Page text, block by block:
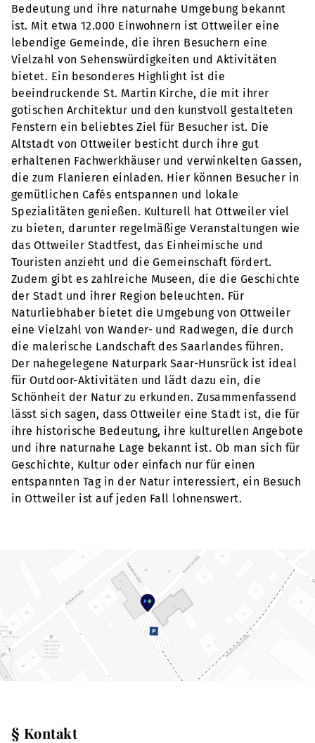
Bedeutung und ihre naturnahe Umgebung bekannt
ist. Mit etwa 12.000 Einwohnern ist Ottweiler eine
lebendige Gemeinde, die ihren Besuchern eine
Vielzahl von Sehenswürdigkeiten und Aktivitäten
bietet. Ein besonderes Highlight ist die
beeindruckende St. Martin Kirche, die mit ihrer
gotischen Architektur und den kunstvoll gestalteten
Fenstern ein beliebtes Ziel für Besucher ist. Die
Altstadt von Ottweiler besticht durch ihre gut
erhaltenen Fachwerkhäuser und verwinkelten Gassen,
die zum Flanieren einladen. Hier können Besucher in
gemütlichen Cafés entspannen und lokale
Spezialitäten genießen. Kulturell hat Ottweiler viel
zu bieten, darunter regelmäßige Veranstaltungen wie
das Ottweiler Stadtfest, das Einheimische und
Touristen anzieht und die Gemeinschaft fördert.
Zudem gibt es zahlreiche Museen, die die Geschichte
der Stadt und ihrer Region beleuchten. Für
Naturliebhaber bietet die Umgebung von Ottweiler
eine Vielzahl von Wander- und Radwegen, die durch
die malerische Landschaft des Saarlandes führen.
Der nahegelegene Naturpark Saar-Hunsrück ist ideal
für Outdoor-Aktivitäten und lädt dazu ein, die
Schönheit der Natur zu erkunden. Zusammenfassend
lässt sich sagen, dass Ottweiler eine Stadt ist, die für
ihre historische Bedeutung, ihre kulturellen Angebote
und ihre naturnahe Lage bekannt ist. Ob man sich für
Geschichte, Kultur oder einfach nur für einen
entspannten Tag in der Natur interessiert, ein Besuch
in Ottweiler ist auf jeden Fall lohnenswert.
§ Kontakt